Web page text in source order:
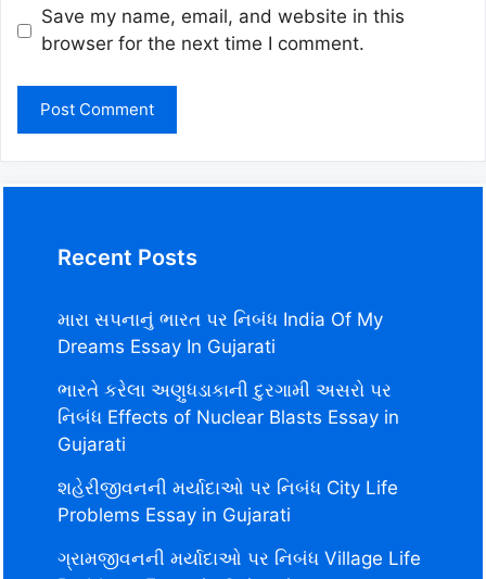
Save my name, email, and website in this
browser for the next time I comment.
Recent Posts
મારા સપનાનું ભારત પર નિબંધ India Of My
Dreams Essay In Gujarati
ભારતે કરેલા અણુધડાકાની દુરગામી અસરો પર
નિબંધ Effects of Nuclear Blasts Essay in
Gujarati
શહેરીજીવનની મર્યાદાઓ પર નિબંધ City Life
Problems Essay in Gujarati
ગ્રામજીવનની મર્યાદાઓ પર નિબંધ Village Life